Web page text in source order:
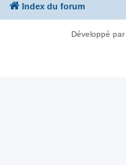
Index du forum
Développé par